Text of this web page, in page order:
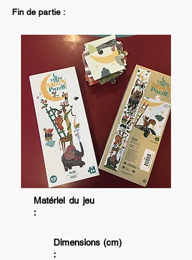
Fin de partie :
Matériel du jeu
:
Dimensions (cm)
: